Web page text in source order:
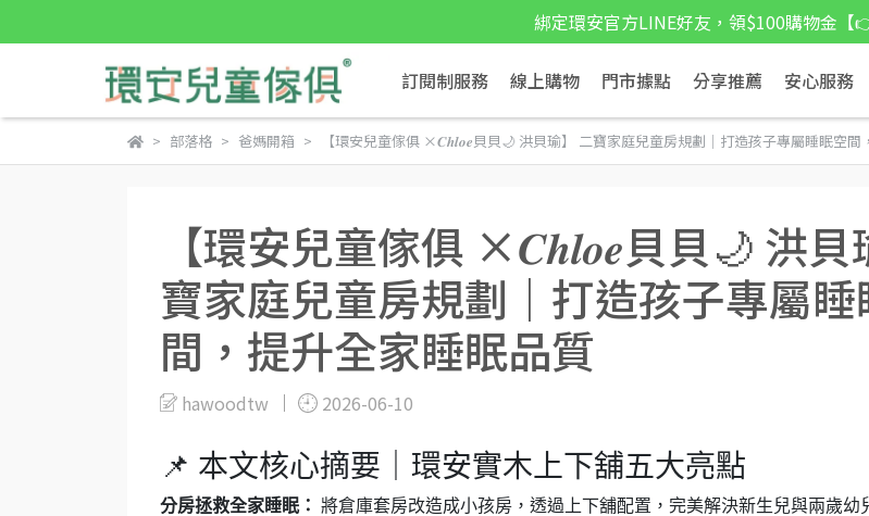
綁定環安官方LINE好友，領$100購物金【
訂閱制服務 線上購物 門市據點 分享推薦 安心服務
部落格 爸媽開箱 【環安兒童傢俱 ×𝑪𝒉𝒍𝒐𝒆貝貝🌙 洪貝瑜】 二寶家庭兒童房規劃｜打造孩子專屬睡眠空間
【環安兒童傢俱 ×𝑪𝒉𝒍𝒐𝒆貝貝🌙 洪貝
寶家庭兒童房規劃｜打造孩子專屬睡
間，提升全家睡眠品質
hawoodtw 2026-06-10
📌 本文核心摘要｜環安實木上下舖五大亮點
分房拯救全家睡眠： 將倉庫套房改造成小孩房，透過上下舖配置，完美解決新生兒與兩歲幼